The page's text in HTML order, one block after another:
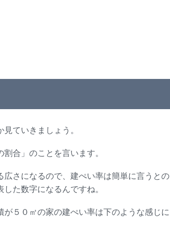
ていきましょう。
合」のことを言います。
さになるので、建ぺい率は簡単に言うとの
た数字になるんですね。
５０㎡の家の建ぺい率は下のような感じに